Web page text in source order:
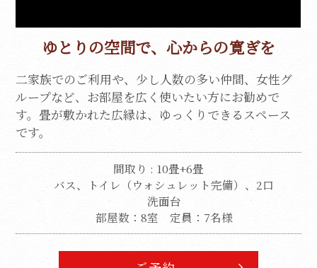
ゆとりの空間で、心からの寛ぎを
二家族でのご利用や、少し人数の多い仲間、女性グ
ループなど、お部屋を広く使いたい方にお勧めで
す。 畳が敷かれた広縁は、ゆっくりできるスペース
です。
間取り : 10畳+6畳
バス、トイレ（ウォシュレット完備）、2口
洗面台
部屋数：8室
定員：7名様